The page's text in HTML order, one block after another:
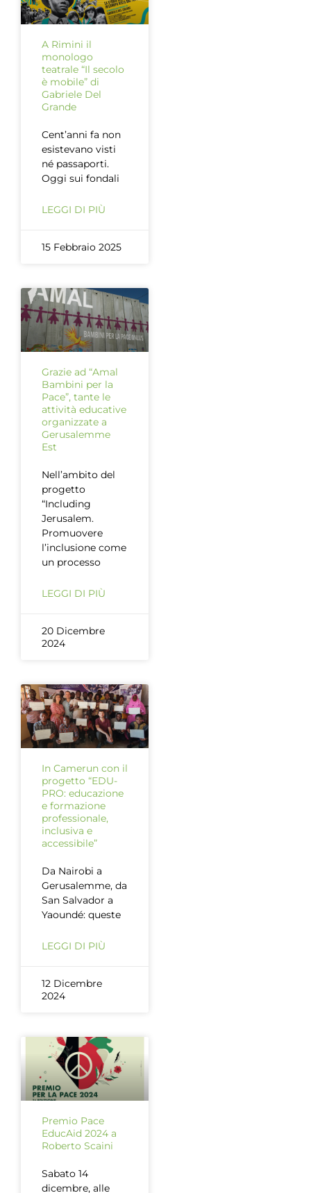
A Rimini il
monologo
teatrale “Il secolo
è mobile” di
Gabriele Del
Grande
Cent’anni fa non
esistevano visti
né passaporti.
Oggi sui fondali
LEGGI DI PIÙ
15 Febbraio 2025
Grazie ad “Amal
Bambini per la
Pace”, tante le
attività educative
organizzate a
Gerusalemme
Est
Nell’ambito del
progetto
“Including
Jerusalem.
Promuovere
l’inclusione come
un processo
LEGGI DI PIÙ
20 Dicembre
2024
In Camerun con il
progetto “EDU-
PRO: educazione
e formazione
professionale,
inclusiva e
accessibile”
Da Nairobi a
Gerusalemme, da
San Salvador a
Yaoundé: queste
LEGGI DI PIÙ
12 Dicembre
2024
Premio Pace
EducAid 2024 a
Roberto Scaini
Sabato 14
dicembre, alle